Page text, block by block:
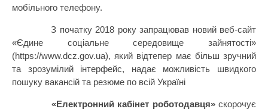
мобільного телефону.
З початку 2018 року запрацював новий веб-сайт
«Єдине соціальне середовище зайнятості»
(https://www.dcz.gov.ua), який відтепер має більш зручний
та зрозумілий інтерфейс, надає можливість швидкого
пошуку вакансій та резюме по всій Україні
«Електронний кабінет роботодавця»скорочує